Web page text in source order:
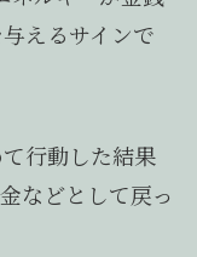
えるサインで
行動した結果
などとして戻っ